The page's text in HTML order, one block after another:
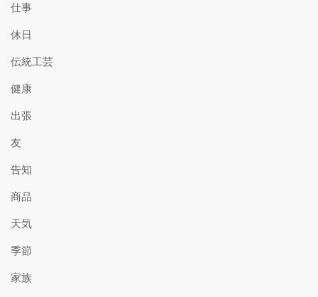
仕事
休日
伝統工芸
健康
出張
友
告知
商品
天気
季節
家族